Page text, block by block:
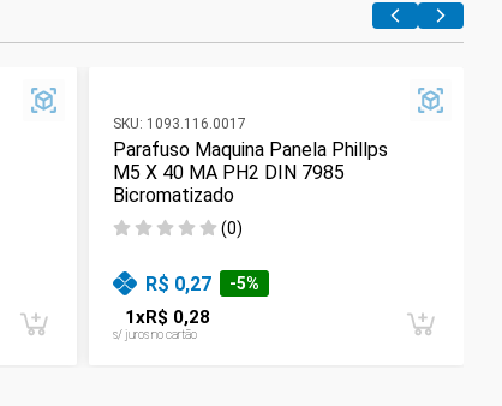
SKU: 1093.116.0017
Parafuso Maquina Panela Phillps
M5 X 40 MA PH2 DIN 7985
Bicromatizado
(0)
R$ 0,27 -5%
1xR$ 0,28
s/ juros no cartão